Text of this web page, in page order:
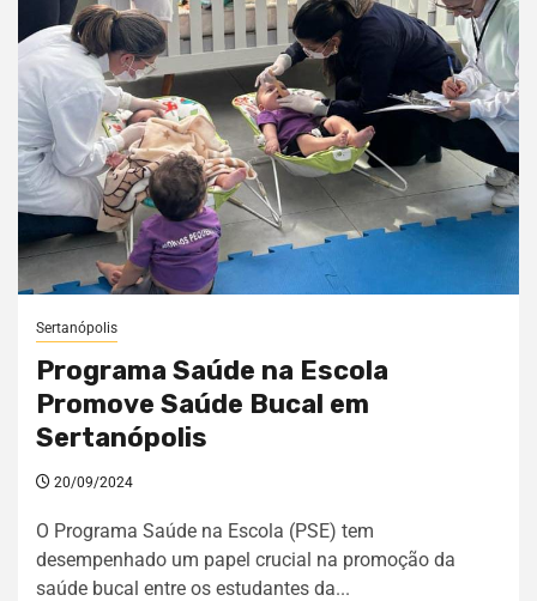
Sertanópolis
Programa Saúde na Escola
Promove Saúde Bucal em
Sertanópolis
20/09/2024
O Programa Saúde na Escola (PSE) tem
desempenhado um papel crucial na promoção da
saúde bucal entre os estudantes da...